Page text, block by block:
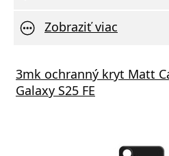
Zobraziť viac
3mk ochranný kryt Matt
Galaxy S25 FE
GaN5 Pro 65W čierna